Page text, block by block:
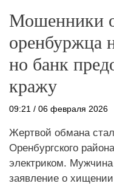
Мошенники
оренбуржца
но банк
кражу
09:21 / 06 февраля 2026
Жертвой обмана
Оренбургского
электриком.
заявление о